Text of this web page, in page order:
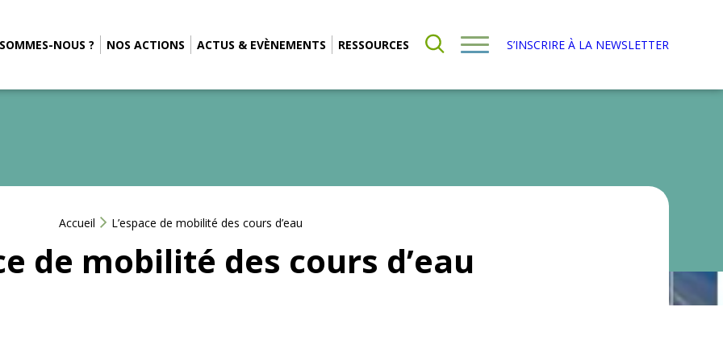
NOUS ? NOS ACTIONS ACTUS & EVÈNEMENTS RESSOURCES S’INSCRIRE À LA NEWSLETTER
Accueil L’espace de mobilité des cours d’eau
de mobilité des cours d’eau